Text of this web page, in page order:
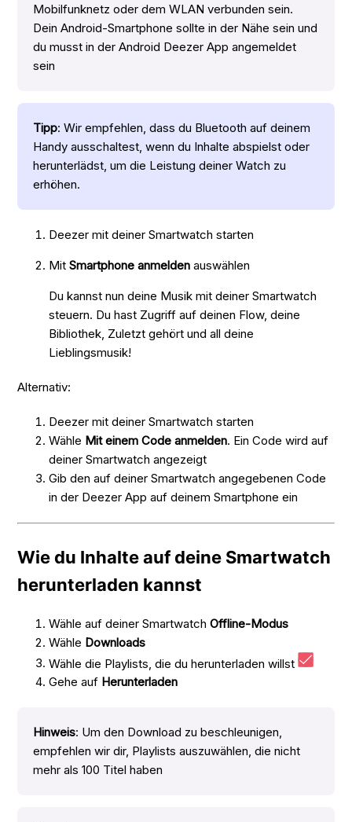
Mobilfunknetz oder dem WLAN verbunden sein.
Dein Android-Smartphone sollte in der Nähe sein und
du musst in der Android Deezer App angemeldet
sein
Tipp: Wir empfehlen, dass du Bluetooth auf deinem
Handy ausschaltest, wenn du Inhalte abspielst oder
herunterlädst, um die Leistung deiner Watch zu
erhöhen.
Deezer mit deiner Smartwatch starten
MitSmartphone anmelden auswählen
Du kannst nun deine Musik mit deiner Smartwatch
steuern. Du hast Zugriff auf deinen Flow, deine
Bibliothek, Zuletzt gehört und all deine
Lieblingsmusik!
Alternativ:
Deezer mit deiner Smartwatch starten
Wähle Mit einem Code anmelden. Ein Code wird auf
deiner Smartwatch angezeigt
Gib den auf deiner Smartwatch angegebenen Code
in der Deezer App auf deinem Smartphone ein
Wie du Inhalte auf deine Smartwatch
herunterladen kannst
Wähle auf deiner SmartwatchOffline-Modus
Wähle Downloads
Wähle die Playlists, die du herunterladen willst
Gehe auf Herunterladen
Hinweis: Um den Download zu beschleunigen,
empfehlen wir dir, Playlists auszuwählen, die nicht
mehr als 100 Titel haben